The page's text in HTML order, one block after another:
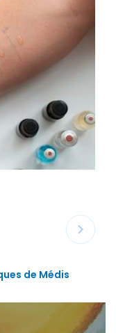
de Médis